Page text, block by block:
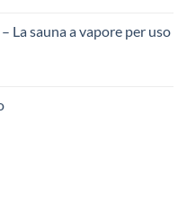
La sauna a vapore per uso